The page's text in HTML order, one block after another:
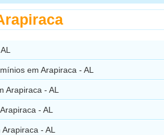
em Arapiraca - AL
Arapiraca - AL
- AL
- AL